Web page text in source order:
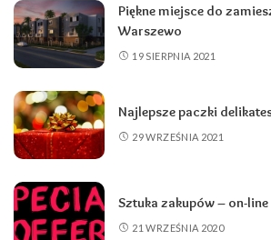
Piękne miejsce do
Warszewo
19 SIERPNIA 2021
Najlepsze paczki
29 WRZEŚNIA 2021
Sztuka zakupów – on-
21 WRZEŚNIA 2020